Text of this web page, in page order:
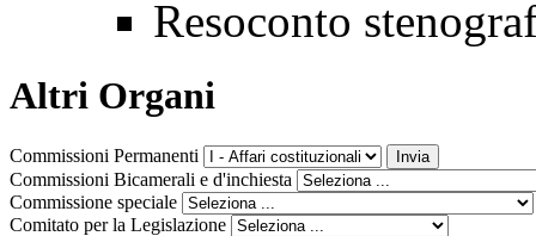
Resoconto
Altri Organi
Commissioni Permanenti
Commissioni Bicamerali e d'inchiesta
Commissione speciale
Comitato per la Legislazione